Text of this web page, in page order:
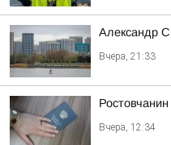
Александр
Вчера, 21:33
Вчера, 12:34